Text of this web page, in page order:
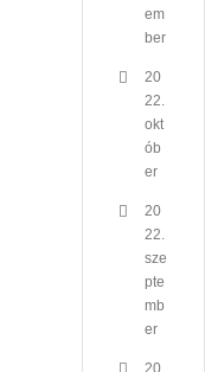
em
ber
20
22.
okt
ób
er
20
22.
sze
pte
mb
er
20